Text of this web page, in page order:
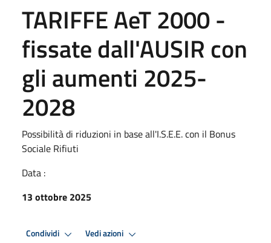
TARIFFE AeT 2000 -
fissate dall'AUSIR con
gli aumenti 2025-
2028
Possibilità di riduzioni in base all'I.S.E.E. con il Bonus
Sociale Rifiuti
Data :
13 ottobre 2025
Condividi Vedi azioni